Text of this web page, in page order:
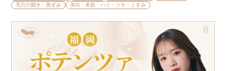
毛穴の開き・黒ずみ
美白・美肌・ハリ・ツヤ・くすみ